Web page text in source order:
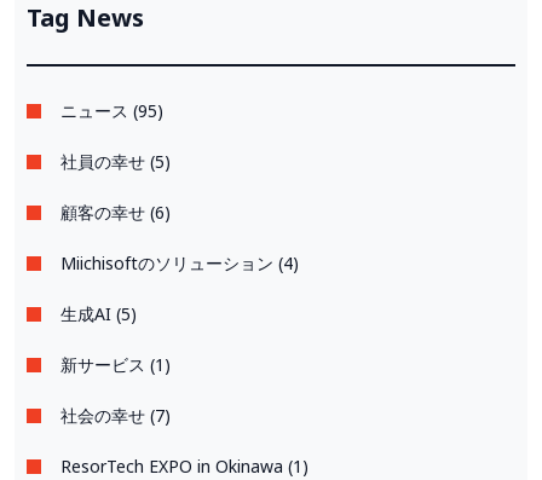
Tag News
ニュース (95)
社員の幸せ (5)
顧客の幸せ (6)
Miichisoftのソリューション (4)
生成AI (5)
新サービス (1)
社会の幸せ (7)
ResorTech EXPO in Okinawa (1)